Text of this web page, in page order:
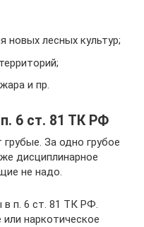
новых лесных культур;
и пр.
6 ст. 81 ТК РФ
За одно грубое
дисциплинарное
не надо.
в п. 6 ст. 81 ТК РФ.
или наркотическое